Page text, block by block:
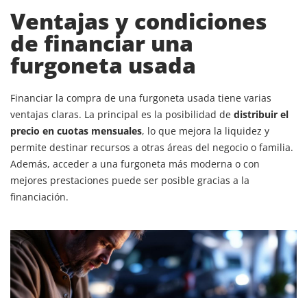
Ventajas y condiciones
de financiar una
furgoneta usada
Financiar la compra de una furgoneta usada tiene varias
ventajas claras. La principal es la posibilidad de distribuir el
precio en cuotas mensuales, lo que mejora la liquidez y
permite destinar recursos a otras áreas del negocio o familia.
Además, acceder a una furgoneta más moderna o con
mejores prestaciones puede ser posible gracias a la
financiación.